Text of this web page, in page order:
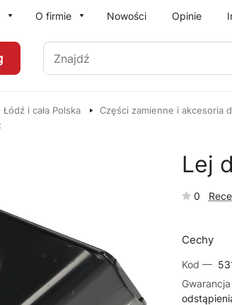
O firmie Nowości Opinie
Znajdź
i cała Polska Części zamienne i akcesoria
Lej
0
Cechy
Kod —